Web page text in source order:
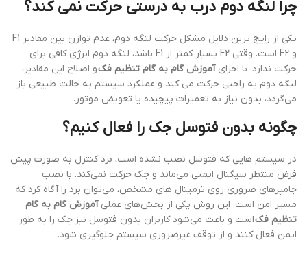
چرا لنگه دوم درب به درستی حرکت نمی کند؟
یکی از رایج ترین دلایل مشکل حرکت لنگه دوم، عدم توازن بین مقادیر F1
و F2 است. وقتی F2 بسیار کمتر از F1 باشد، لنگه دوم انرژی کافی برای
حرکت ندارد. با اجرایآموزش گام به گام تنظیم فکو اصلاح این مقادیر،
لنگه دوم به راحتی حرکت می کند و عملکرد سیستم به حالت طبیعی باز
می‌گردد، بدون نیاز به تعمیرات پیچیده یا تعویض موتور.
چگونه بدون فتوسل جک را فعال کنیم؟
در سیستم هایی که فتوسل نصب نشده است، برد کنترل به صورت پیش
فرض منتظر سیگنال ایمنی می‌ماند و جک حرکت نمی‌کند. با نصب
جامپرهای ضروری روی ترمینال های مشخص، می‌توان برد را آگاه کرد که
مسیر امن است. این روش یکی از بخش‌های عملیآموزش گام به گام
تنظیم فکاست و باعث می‌شود کاربران بدون فتوسل نیز جک را به طور
ایمن فعال کنند و از توقف غیرضروری سیستم جلوگیری شود.